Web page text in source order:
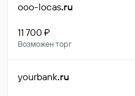
ooo-locas.ru
11 700 ₽
Возможен торг
yourbank.ru